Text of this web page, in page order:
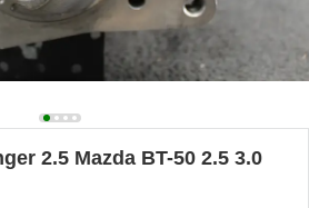
2.5 Mazda BT-50 2.5 3.0